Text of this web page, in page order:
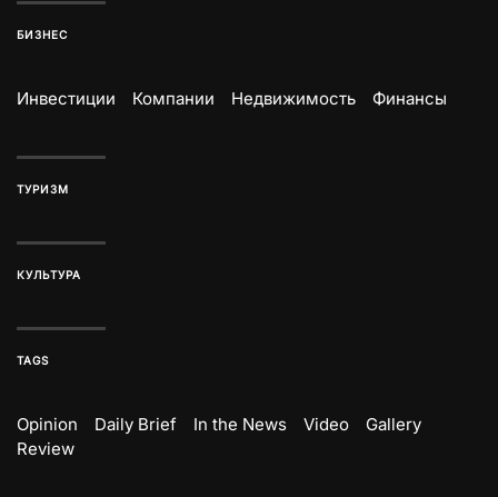
БИЗНЕС
Инвестиции Компании Недвижимость Финансы
ТУРИЗМ
КУЛЬТУРА
TAGS
Opinion Daily Brief In the News Video
Gallery
Review